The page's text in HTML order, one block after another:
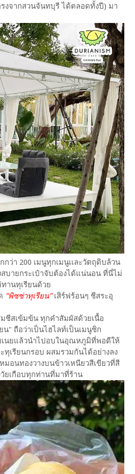
รงจากสวนจันทบุรี ได้ตลอดทั้งปี) มา
ว่า 200 เมนูทุกเมนูเเละวัตถุดิบล้วน
สบายกระเป๋าจับต้องได้แน่นอน ที่นี่ไม่
านทุเรียนด้วย
"พิซซ่าทุเรียน"เสิร์ฟร้อนๆ ชีสระอุ
ชีสเข้มข้น ทุกคำสัมผัสด้วยเนื้อ
" ถือว่าเป็นไฮไลท์เป็นเมนูซิก
เนยแล้วนำไปอบในอุณหภูมิที่พอดีให้
เรียนกรอบ ผสมรวมกันได้อย่างลง
มอนทองวางบนข้าวเหนียวสีเขียวที่สี
ยเกือบทุกท่านที่มาที่ร้าน